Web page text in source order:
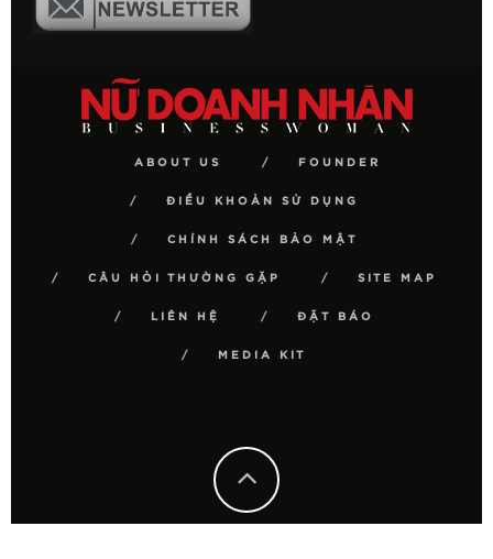
ABOUT US FOUNDER
ĐIỀU KHOẢN SỬ DỤNG
CHÍNH SÁCH BẢO MẬT
CÂU HỎI THƯỜNG GẶP SITE MAP
LIÊN HỆ ĐẶT BÁO
MEDIA KIT